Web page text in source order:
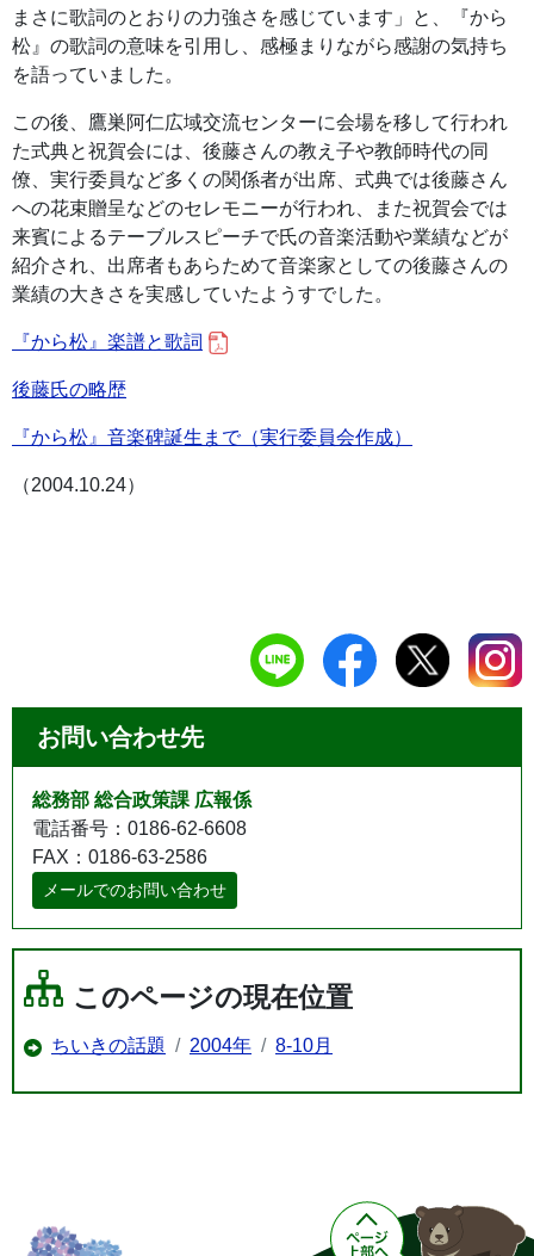
まさに歌詞のとおりの力強さを感じています」と、『から
松』の歌詞の意味を引用し、感極まりながら感謝の気持ち
を語っていました。
この後、鷹巣阿仁広域交流センターに会場を移して行われ
た式典と祝賀会には、後藤さんの教え子や教師時代の同
僚、実行委員など多くの関係者が出席、式典では後藤さん
への花束贈呈などのセレモニーが行われ、また祝賀会では
来賓によるテーブルスピーチで氏の音楽活動や業績などが
紹介され、出席者もあらためて音楽家としての後藤さんの
業績の大きさを実感していたようすでした。
『から松』楽譜と歌詞
後藤氏の略歴
『から松』音楽碑誕生まで（実行委員会作成）
（2004.10.24）
お問い合わせ先
総務部 総合政策課 広報係
電話番号：0186-62-6608
FAX：0186-63-2586
メールでのお問い合わせ
このページの現在位置
ちいきの話題 2004年 8-10月